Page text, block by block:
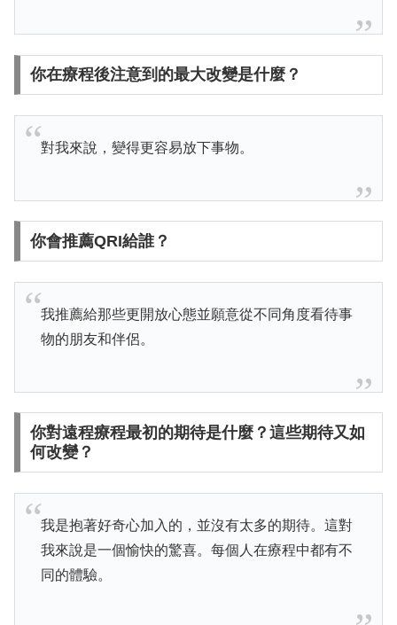
你在療程後注意到的最大改變是什麼？
對我來說，變得更容易放下事物。
你會推薦QRI給誰？
我推薦給那些更開放心態並願意從不同角度看待事
物的朋友和伴侶。
你對遠程療程最初的期待是什麼？這些期待又如
何改變？
我是抱著好奇心加入的，並沒有太多的期待。這對
我來說是一個愉快的驚喜。每個人在療程中都有不
同的體驗。